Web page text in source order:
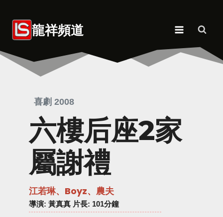
content 龍祥頻道
喜劇 2008
六樓后座2家
屬謝禮
江若琳、Boyz、農夫
導演: 黃真真 片長: 101分鐘